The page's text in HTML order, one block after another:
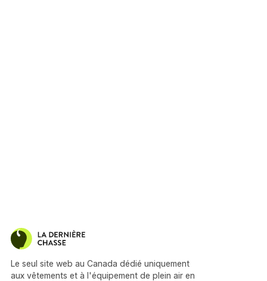
Le seul site web au Canada dédié uniquement
aux vêtements et à l'équipement de plein air en